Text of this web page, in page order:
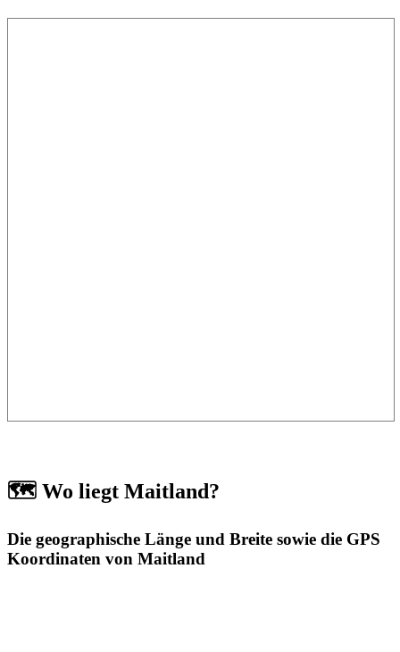
🗺️ Wo liegt Maitland?
Die geographische Länge und Breite sowie die GPS
Koordinaten von Maitland